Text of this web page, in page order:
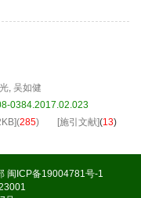
, 吴如健
0384.2017.02.023
](285) [施引文献](13)
闽ICP备19004781号-1